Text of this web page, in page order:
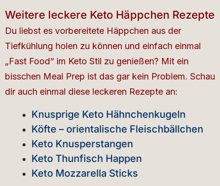
Weitere leckere Keto Häppchen Rezepte
Du liebst es vorbereitete Häppchen aus der
Tiefkühlung holen zu können und einfach einmal
„Fast Food“ im Keto Stil zu genießen? Mit ein
bisschen Meal Prep ist das gar kein Problem. Schau
dir auch einmal diese leckeren Rezepte an:
Knusprige Keto Hähnchenkugeln
Köfte – orientalische Fleischbällchen
Keto Knusperstangen
Keto Thunfisch Happen
Keto Mozzarella Sticks